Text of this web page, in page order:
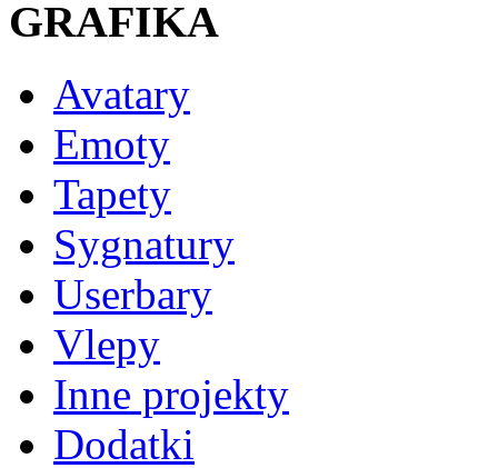
GRAFIKA
Avatary
Emoty
Tapety
Sygnatury
Userbary
Vlepy
Inne projekty
Dodatki